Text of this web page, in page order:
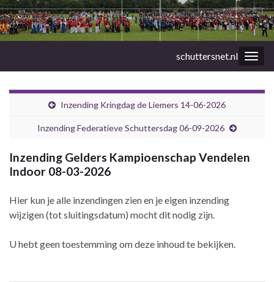
schuttersnet.nl
Inzending Kringdag de Liemers 14-06-2026
Inzending Federatieve Schuttersdag 06-09-2026
Inzending Gelders Kampioenschap Vendelen
Indoor 08-03-2026
Hier kun je alle inzendingen zien en je eigen inzending
wijzigen (tot sluitingsdatum) mocht dit nodig zijn.
U hebt geen toestemming om deze inhoud te bekijken.